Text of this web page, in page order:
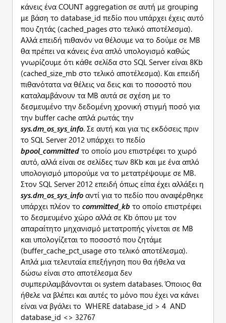
κάνεις ένα COUNT aggregation σε αυτή με grouping
με βάση το database_id πεδίο που υπάρχει έχεις αυτό
που ζητάς (cached_pages στο τελικό αποτέλεσμα).
Αλλά επειδή πιθανόν να θέλουμε να το δούμε σε MB
θα πρέπει να κάνεις ένα απλό υπολογισμό καθώς
γνωρίζουμε ότι κάθε σελίδα στο SQL Server είναι 8Kb
(cached_size_mb στο τελικό αποτέλεσμα). Και επειδή
πιθανότατα να θέλεις να δεις και το ποσοστό που
καταλαμβάνουν τα MB αυτά σε σχέση με το
δεσμευμένο την δεδομένη χρονική στιγμή ποσό για
την buffer cache απλά ρωτάς την
sys.dm_os_sys_info. Σε αυτή και για τις εκδόσεις πριν
το SQL Server 2012 υπάρχει το πεδίο
bpool_ committed το οποίο μου επιστρέφει το χωρό
αυτό, αλλά είναι σε σελίδες των 8Kb και με ένα απλό
υπολογισμό μπορούμε να το μετατρέψουμε σε MB.
Στον SQL Server 2012 επειδή όπως είπα έχει αλλάξει η
sys.dm_ os_ sys_ info αντί για το πεδίο που αναφέρθηκε
υπάρχει πλέον το committed_ kb το οποίο επιστρέφει
το δεσμευμένο χώρο αλλά σε Kb όπου με τον
απαραίτητο μηχανισμό μετατροπής γίνεται σε MB
και υπολογίζεται το ποσοστό που ζητάμε
(buffer_cache_pct_usage στο τελικό αποτέλεσμα).
Απλά μια τελευταία επεξήγηση που θα ήθελα να
δώσω είναι στο αποτέλεσμα δεν
συμπεριλαμβάνονται οι system databases. Όποιος θα
ήθελε να βλέπει και αυτές το μόνο που έχει να κάνει
είναι να βγάλει το WHERE database_id > 4 AND
database_id <> 32767